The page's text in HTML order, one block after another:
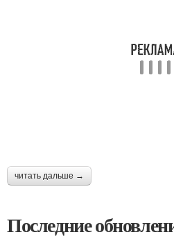
читать дальше →
Последние